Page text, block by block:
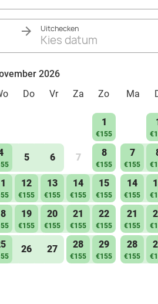
Uitchecken
Kies datum
2026
Do Vr Za Zo
1
€155
5 6 7 8
€155
12
€155
13
€155
14
€155
15
€155
19
€155
20
€155
21
€155
22
€155
26 27 28
€155
29
€155
Ma
7
€155
14
€155
21
€155
28
€155